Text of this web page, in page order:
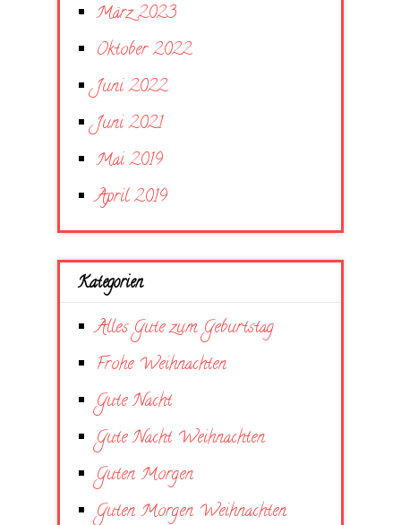
März 2023
Oktober 2022
Juni 2022
Juni 2021
Mai 2019
April 2019
Kategorien
Alles Gute zum Geburtstag
Frohe Weihnachten
Gute Nacht
Gute Nacht Weihnachten
Guten Morgen
Guten Morgen Weihnachten